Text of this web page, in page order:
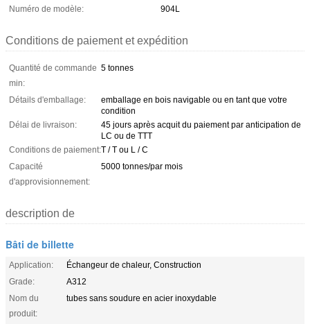
Numéro de modèle:
904L
Conditions de paiement et expédition
Quantité de commande
min:
5 tonnes
Détails d'emballage:
emballage en bois navigable ou en tant que votre
condition
Délai de livraison:
45 jours après acquit du paiement par anticipation de
LC ou de TTT
Conditions de paiement:T / T ou L / C
Capacité
d'approvisionnement:
5000 tonnes/par mois
description de
Bâti de billette
Application:
Échangeur de chaleur, Construction
Grade:
A312
Nom du
produit:
tubes sans soudure en acier inoxydable